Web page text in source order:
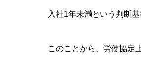
入社1年未満という判断
このことから、労使協定